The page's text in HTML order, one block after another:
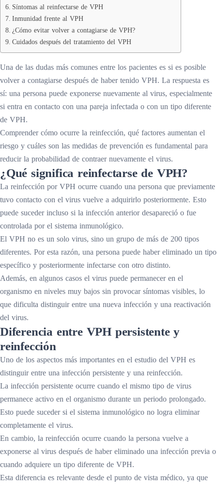
Síntomas al reinfectarse de VPH
Inmunidad frente al VPH
¿Cómo evitar volver a contagiarse de VPH?
Cuidados después del tratamiento del VPH
Una de las dudas más comunes entre los pacientes es si es posible
volver a contagiarse después de haber tenido VPH. La respuesta es
sí: una persona puede exponerse nuevamente al virus, especialmente
si entra en contacto con una pareja infectada o con un tipo diferente
de VPH.
Comprender cómo ocurre la reinfección, qué factores aumentan el
riesgo y cuáles son las medidas de prevención es fundamental para
reducir la probabilidad de contraer nuevamente el virus.
¿Qué significa reinfectarse de VPH?
La reinfección por VPH ocurre cuando una persona que previamente
tuvo contacto con el virus vuelve a adquirirlo posteriormente. Esto
puede suceder incluso si la infección anterior desapareció o fue
controlada por el sistema inmunológico.
El VPH no es un solo virus, sino un grupo de más de 200 tipos
diferentes. Por esta razón, una persona puede haber eliminado un tipo
específico y posteriormente infectarse con otro distinto.
Además, en algunos casos el virus puede permanecer en el
organismo en niveles muy bajos sin provocar síntomas visibles, lo
que dificulta distinguir entre una nueva infección y una reactivación
del virus.
Diferencia entre VPH persistente y
reinfección
Uno de los aspectos más importantes en el estudio del VPH es
distinguir entre una infección persistente y una reinfección.
La infección persistente ocurre cuando el mismo tipo de virus
permanece activo en el organismo durante un periodo prolongado.
Esto puede suceder si el sistema inmunológico no logra eliminar
completamente el virus.
En cambio, la reinfección ocurre cuando la persona vuelve a
exponerse al virus después de haber eliminado una infección previa o
cuando adquiere un tipo diferente de VPH.
Esta diferencia es relevante desde el punto de vista médico, ya que